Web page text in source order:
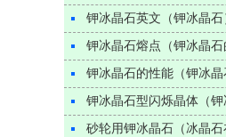
钾冰晶石英文（钾冰晶石
钾冰晶石熔点（钾冰晶石
钾冰晶石的性能（钾冰晶
钾冰晶石型闪烁晶体（钾
途）砂轮用钾冰晶石（冰晶